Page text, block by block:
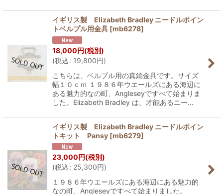
イギリス製 Elizabeth Bradley ニードルポイン
トベルプル用金具 [mb6278]
18,000円(税別)
(税込: 19,800円)
こちらは、ベルプル用の真鍮金具です。サイズ
幅１０ｃｍ １９８６年ウエールズにある海辺に
ある魅力的なの町、Angleseyですべて始まりま
した。Elizabeth Bradley は、才能あるニー…
イギリス製 Elizabeth Bradley ニードルポイン
トキット Pansy [mb6279]
23,000円(税別)
(税込: 25,300円)
１９８６年ウエールズにある海辺にある魅力的
なの町、Angleseyですべて始まりました。